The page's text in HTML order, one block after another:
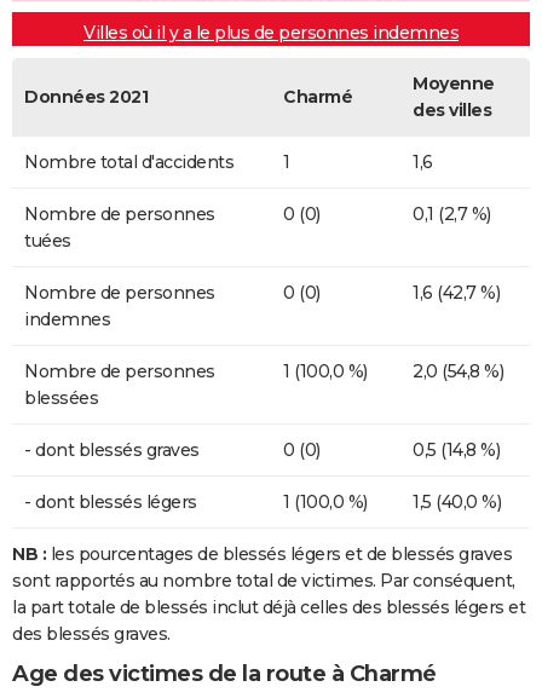
Villes où il y a le plus de personnes indemnes
Données 2021 Charmé
Moyenne
des villes
Nombre total d'accidents 1 1,6
Nombre de personnes
tuées
0 (0) 0,1 (2,7 %)
Nombre de personnes
indemnes
0 (0) 1,6 (42,7 %)
Nombre de personnes
blessées
1 (100,0 %) 2,0 (54,8 %)
- dont blessés graves 0 (0) 0,5 (14,8 %)
- dont blessés légers 1 (100,0 %) 1,5 (40,0 %)
NB : les pourcentages de blessés légers et de blessés graves
sont rapportés au nombre total de victimes. Par conséquent,
la part totale de blessés inclut déjà celles des blessés légers et
des blessés graves.
Age des victimes de la route à Charmé